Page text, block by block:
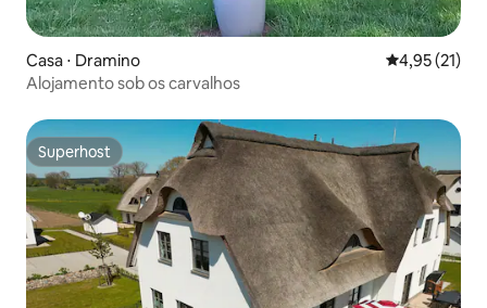
Casa ⋅ Dramino 4,95 de uma
4,95 (21)
Alojamento sob os carvalhos
Superhost
Superhost